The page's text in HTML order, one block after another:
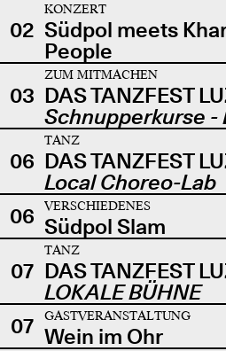
02
KONZERT
Südpol meets
People
03
ZUM MITMACHEN
DAS TANZFEST
Schnupperkurse -
06
TANZ
DAS TANZFEST
Local Choreo-Lab
06
VERSCHIEDENES
Südpol Slam
07
TANZ
DAS TANZFEST
LOKALE BÜHNE
07
GASTVERANSTALTUNG
Wein im Ohr